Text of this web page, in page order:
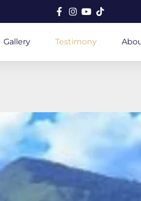
Gallery Testimony